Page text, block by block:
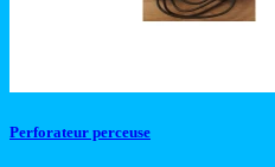
Perforateur perceuse